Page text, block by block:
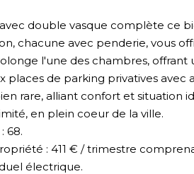
double vasque complète ce
chacune avec penderie, vous
l'une des chambres, offrant
places de parking privatives
rare, alliant confort et situation
en plein coeur de la ville.
68.
: 411 € / trimestre
électrique.